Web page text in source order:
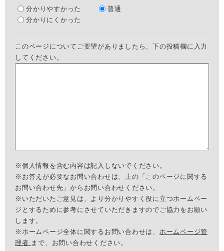
分かりやすかった
普通
分かりにくかった
このページについてご要望がありましたら、下の投稿欄に入力
してください。
※個人情報を含む内容は記入しないでください。
※お答えが必要なお問い合わせは、上の「このページに関する
お問い合わせ先」からお問い合わせください。
※いただいたご意見は、より分かりやすく役に立つホームペー
ジとするために参考にさせていただきますのでご協力をお願い
します。
※ホームページ全体に関するお問い合わせは、 ホームページ管
理者 まで、お問い合わせください。